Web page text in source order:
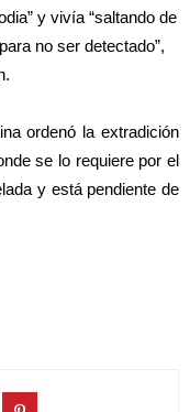
y vivía “saltando de
no ser detectado”,
ordenó la extradición
se lo requiere por el
y está pendiente de